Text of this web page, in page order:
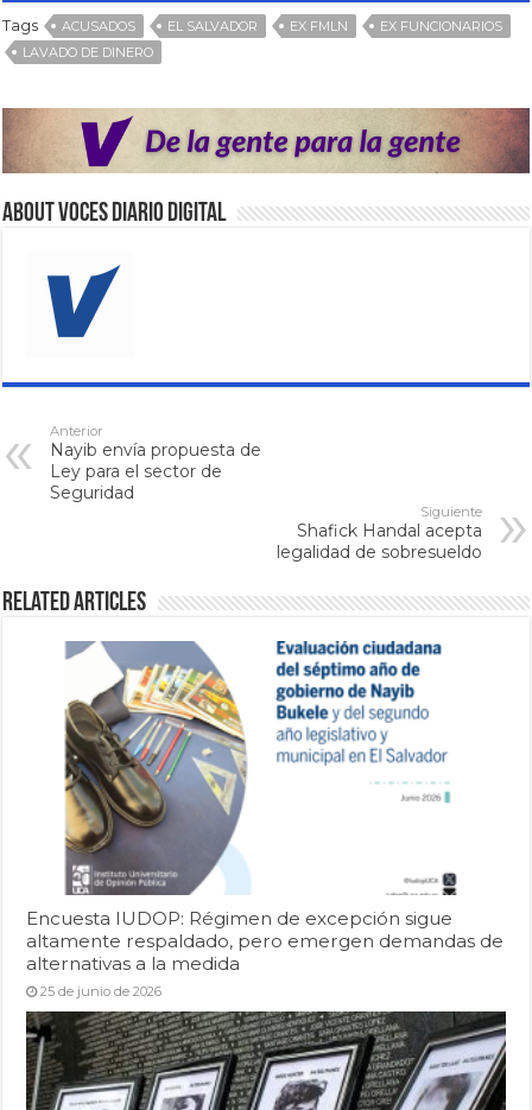
Tags ACUSADOS EL SALVADOR EX FMLN
EX FUNCIONARIOS
LAVADO DE DINERO
About VOCES Diario digital
Anterior
Nayib envía propuesta de
Ley para el sector de
Seguridad
Siguiente
Shafick Handal acepta
legalidad de sobresueldo
Related Articles
Encuesta IUDOP: Régimen de excepción sigue
altamente respaldado, pero emergen demandas de
alternativas a la medida
25 de junio de 2026